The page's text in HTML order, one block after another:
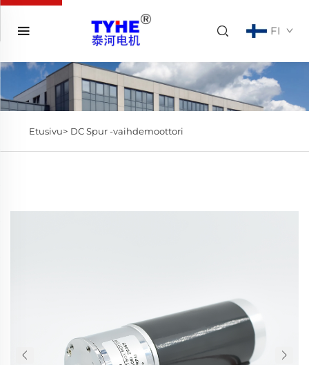
FI
Etusivu> DC Spur -vaihdemoottori